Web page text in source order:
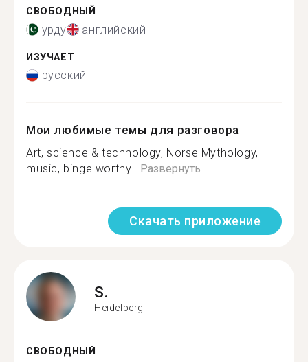
СВОБОДНЫЙ
урду английский
ИЗУЧАЕТ
русский
Мои любимые темы для разговора
Art, science & technology, Norse Mythology,
music, binge worthy...Развернуть
Скачать приложение
S.
Heidelberg
СВОБОДНЫЙ